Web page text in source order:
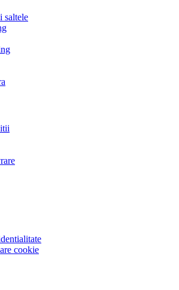
saltele
cookie